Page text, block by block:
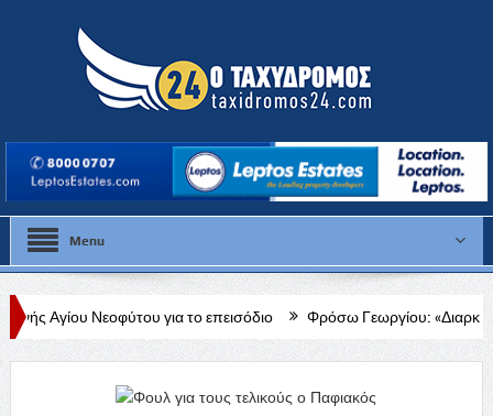
Menu
για το επεισόδιο Φρόσω Γεωργίου: «Διαρκής, δεδομένη και